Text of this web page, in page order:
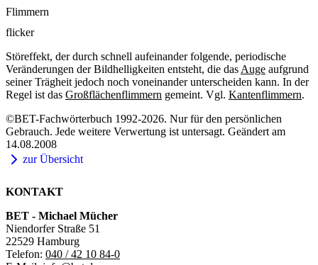
Flimmern
flicker
Störeffekt, der durch schnell aufeinander folgende, periodische
Veränderungen der Bildhelligkeiten entsteht, die das Auge aufgrund
seiner Trägheit jedoch noch voneinander unterscheiden kann. In der
Regel ist das Großflächenflimmern gemeint. Vgl. Kantenflimmern.
©BET-Fachwörterbuch 1992-2026. Nur für den persönlichen
Gebrauch. Jede weitere Verwertung ist untersagt. Geändert am
14.08.2008
zur Übersicht
KONTAKT
BET - Michael Mücher
Niendorfer Straße 51
22529 Hamburg
Telefon: 040 / 42 10 84-0